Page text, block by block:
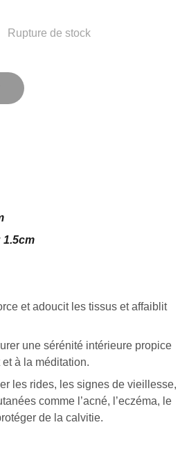
Rupture de stock
et adoucit les tissus et affaiblit
une sérénité intérieure propice
et à la méditation.
les rides, les signes de vieillesse,
comme l’acné, l’eczéma, le
de la calvitie.